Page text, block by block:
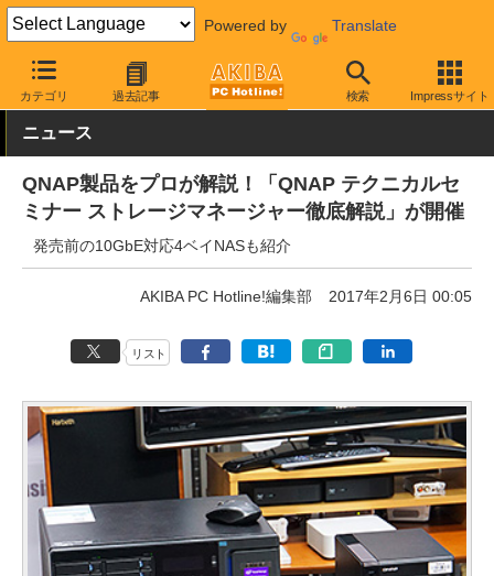
Powered by Translate
カテゴリ 過去記事 検索 Impressサイト
AKIBA PC Hotline! イベント
ニュース
QNAP製品をプロが解説！「QNAP テクニカルセ
ミナー ストレージマネージャー徹底解説」が開催
発売前の10GbE対応4ベイNASも紹介
AKIBA PC Hotline!編集部 2017年2月6日 00:05
リスト